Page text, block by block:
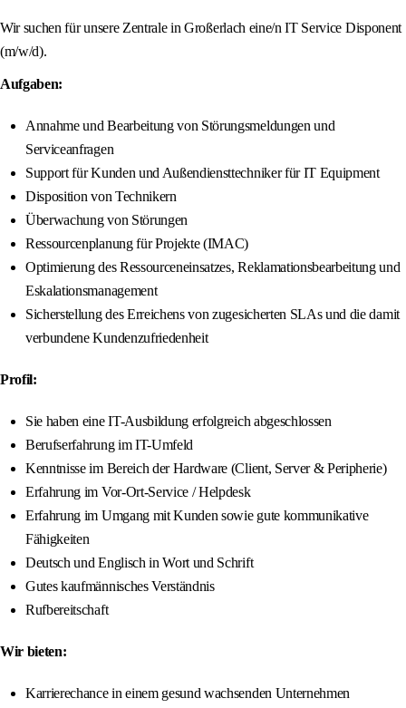
Wir suchen für unsere Zentrale in Großerlach eine/n IT Service Disponent
(m/w/d).
Aufgaben:
Annahme und Bearbeitung von Störungsmeldungen und
Serviceanfragen
Support für Kunden und Außendiensttechniker für IT Equipment
Disposition von Technikern
Überwachung von Störungen
Ressourcenplanung für Projekte (IMAC)
Optimierung des Ressourceneinsatzes, Reklamationsbearbeitung und
Eskalationsmanagement
Sicherstellung des Erreichens von zugesicherten SLAs und die damit
verbundene Kundenzufriedenheit
Profil:
Sie haben eine IT-Ausbildung erfolgreich abgeschlossen
Berufserfahrung im IT-Umfeld
Kenntnisse im Bereich der Hardware (Client, Server & Peripherie)
Erfahrung im Vor-Ort-Service / Helpdesk
Erfahrung im Umgang mit Kunden sowie gute kommunikative
Fähigkeiten
Deutsch und Englisch in Wort und Schrift
Gutes kaufmännisches Verständnis
Rufbereitschaft
Wir bieten:
Karrierechance in einem gesund wachsenden Unternehmen